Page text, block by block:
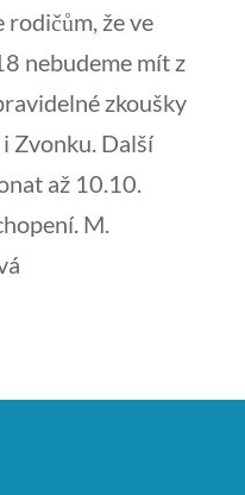
rodičům, že ve
nebudeme mít z
zkoušky
Zvonku. Další
až 10.10.
M.